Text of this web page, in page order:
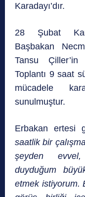
Karadayı’dır.
28 Şubat
Başbakan
Tansu Çiller’in
Toplantı 9 saat
mücadele
sunulmuştur.
Erbakan ertesi
saatlik bir
şeyden evvel,
duyduğum
etmek istiyorum.